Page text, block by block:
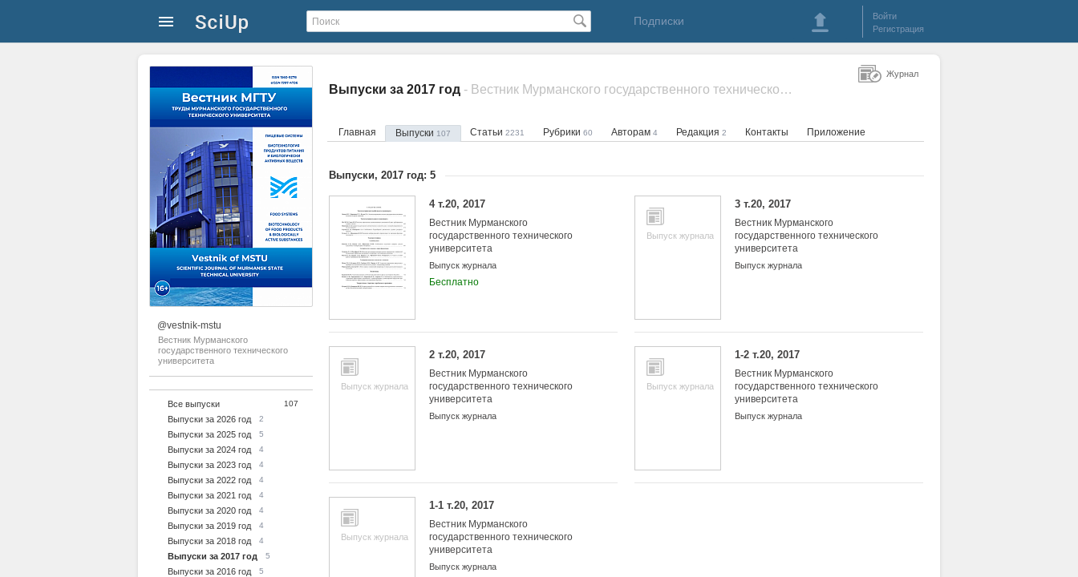
Подписки
Войти
Регистрация
@vestnik-mstu
Вестник Мурманского
государственного технического
университета
Все выпуски 107
Выпуски за 2026 год 2
Выпуски за 2025 год 5
Выпуски за 2024 год 4
Выпуски за 2023 год 4
Выпуски за 2022 год 4
Выпуски за 2021 год 4
Выпуски за 2020 год 4
Выпуски за 2019 год 4
Выпуски за 2018 год 4
Выпуски за 2017 год 5
Выпуски за 2016 год 5
Выпуски за 2017 год - Вестник Мурманского государственного технического университета
Главная Выпуски 107 Статьи 2231 Рубрики 60 Авторам 4 Редакция 2 Контакты Приложение
Выпуски, 2017 год: 5
4 т.20, 2017
Вестник Мурманского
государственного технического
университета
Выпуск журнала
Бесплатно
Выпуск журнала
3 т.20, 2017
Вестник Мурманского
государственного технического
университета
Выпуск журнала
Выпуск журнала
2 т.20, 2017
Вестник Мурманского
государственного технического
университета
Выпуск журнала
Выпуск журнала
1-2 т.20, 2017
Вестник Мурманского
государственного технического
университета
Выпуск журнала
Выпуск журнала
1-1 т.20, 2017
Вестник Мурманского
государственного технического
университета
Выпуск журнала
Журнал